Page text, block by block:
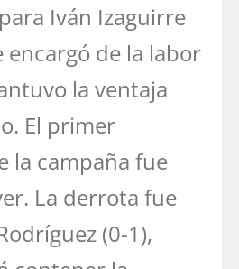
Iván Izaguirre
encargó de la labor
la ventaja
El primer
la campaña fue
La derrota fue
(0-1),